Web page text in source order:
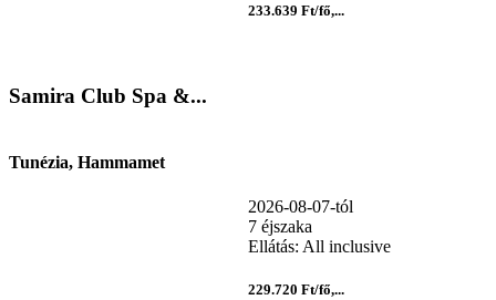
233.639 Ft/fő,...
Samira Club Spa &...
Tunézia, Hammamet
2026-08-07-tól
7 éjszaka
Ellátás: All inclusive
229.720 Ft/fő,...